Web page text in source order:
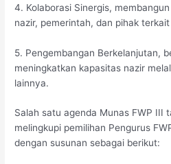
4. Kolaborasi Sinergis,
nazir, pemerintah, dan pihak
5. Pengembangan Berkelanjutan,
meningkatkan kapasitas nazir
lainnya.
Salah satu agenda Munas FWP III
melingkupi pemilihan Pengurus
dengan susunan sebagai berikut: